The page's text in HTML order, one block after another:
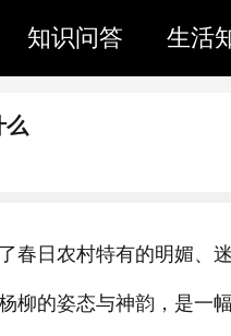
知识问答 生活
么
春日农村特有的明媚、
柳的姿态与神韵，是一